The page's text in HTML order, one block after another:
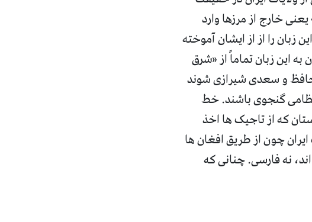
خارج از مرزها وارد
زبان را از از ایشان آموخته
این زبان تماماً از «شرق
حافظ و سعدی شیرازی شوند
گنجوی باشند. خط
که از تاجیک ها اخذ
چون از طریق افغان ها
نه فارسی. چنانی که